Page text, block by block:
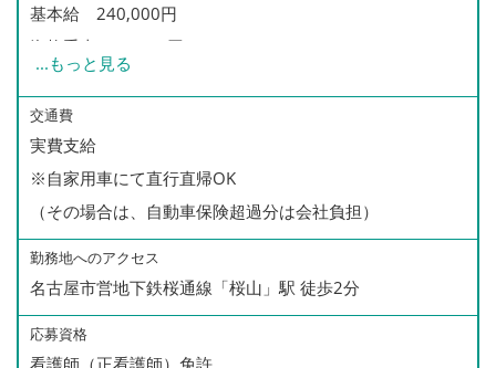
基本給 240,000円
資格手当 20,000円
精勤手当 90,000円〜
（合計）月給 350,000円〜
※残業手当・交通費は別途支給
＜精勤手当（別途）＞
月50件以下 なし
月51〜60件 500円/1件につき
月61〜70件 1,000円/1件につき
...もっと見る
交通費
実費支給
※自家用車にて直行直帰OK
（その場合は、自動車保険超過分は会社負担）
勤務地へのアクセス
名古屋市営地下鉄桜通線「桜山」駅 徒歩2分
応募資格
看護師（正看護師）免許